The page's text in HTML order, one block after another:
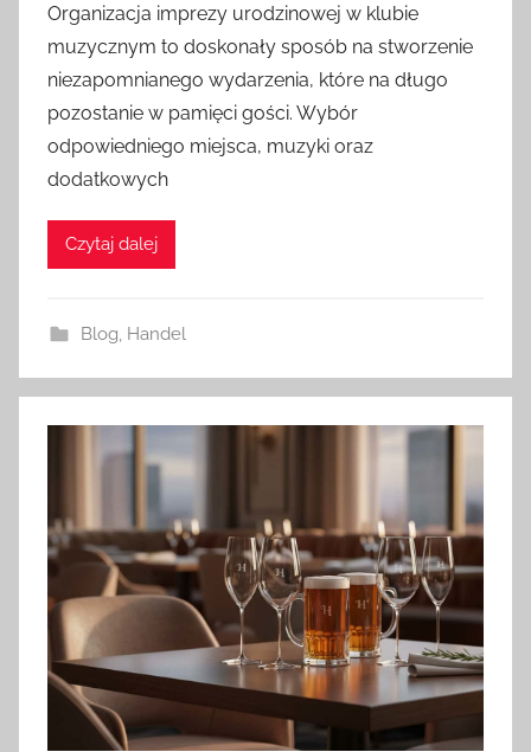
Organizacja imprezy urodzinowej w klubie
muzycznym to doskonały sposób na stworzenie
niezapomnianego wydarzenia, które na długo
pozostanie w pamięci gości. Wybór
odpowiedniego miejsca, muzyki oraz
dodatkowych
Czytaj dalej
Blog, Handel